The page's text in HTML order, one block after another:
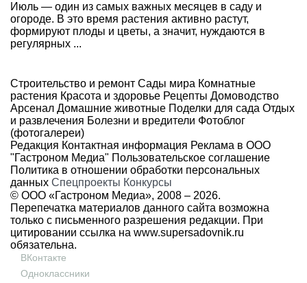
Июль — один из самых важных месяцев в саду и
огороде. В это время растения активно растут,
формируют плоды и цветы, а значит, нуждаются в
регулярных ...
Строительство и ремонт Сады мира Комнатные
растения Красота и здоровье Рецепты Домоводство
Арсенал Домашние животные Поделки для сада Отдых
и развлечения Болезни и вредители Фотоблог
(фотогалереи)
Редакция Контактная информация Реклама в ООО
"Гастроном Медиа" Пользовательское соглашение
Политика в отношении обработки персональных
данных Спецпроекты Конкурсы
© ООО «Гастроном Медиа», 2008 – 2026.
Перепечатка материалов данного сайта возможна
только с письменного разрешения редакции. При
цитировании ссылка на www.supersadovnik.ru
обязательна.
ВКонтакте
Одноклассники